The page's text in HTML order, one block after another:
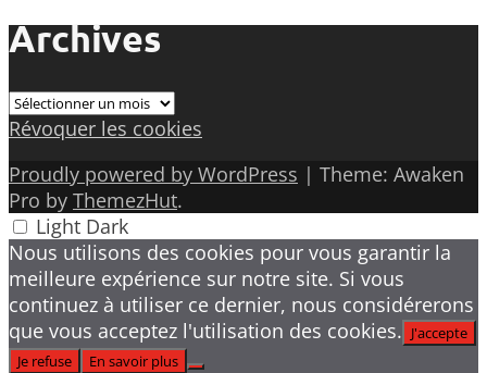
Archives
Archives
Révoquer les cookies
Proudly powered by WordPress | Theme: Awaken
Pro by ThemezHut.
Light Dark
Nous utilisons des cookies pour vous garantir la
meilleure expérience sur notre site. Si vous
continuez à utiliser ce dernier, nous considérerons
que vous acceptez l'utilisation des cookies. J'accepte
Je refuse
En savoir plus